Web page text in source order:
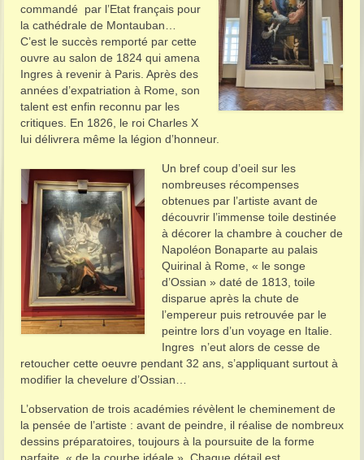
commandé par l’Etat français pour
la cathédrale de Montauban…
C’est le succès remporté par cette
ouvre au salon de 1824 qui amena
Ingres à revenir à Paris. Après des
années d’expatriation à Rome, son
talent est enfin reconnu par les
critiques. En 1826, le roi Charles X
lui délivrera même la légion d’honneur.
Un bref coup d’oeil sur les
nombreuses récompenses
obtenues par l’artiste avant de
découvrir l’immense toile destinée
à décorer la chambre à coucher de
Napoléon Bonaparte au palais
Quirinal à Rome, « le songe
d’Ossian » daté de 1813, toile
disparue après la chute de
l’empereur puis retrouvée par le
peintre lors d’un voyage en Italie.
Ingres n’eut alors de cesse de
retoucher cette oeuvre pendant 32 ans, s’appliquant surtout à
modifier la chevelure d’Ossian…
L’observation de trois académies révèlent le cheminement de
la pensée de l’artiste : avant de peindre, il réalise de nombreux
dessins préparatoires, toujours à la poursuite de la forme